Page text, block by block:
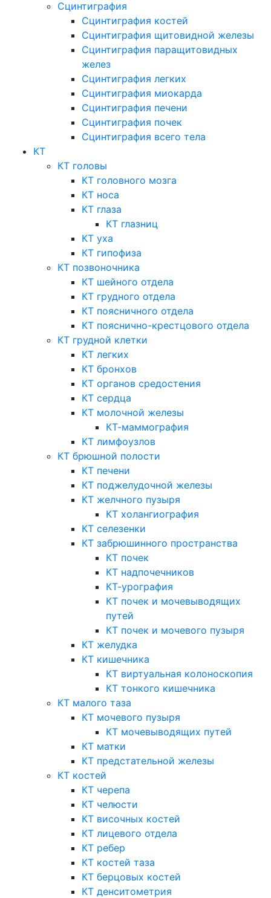
Сцинтиграфия
Сцинтиграфия костей
Сцинтиграфия щитовидной железы
Сцинтиграфия паращитовидных
желез
Сцинтиграфия легких
Сцинтиграфия миокарда
Сцинтиграфия печени
Сцинтиграфия почек
Сцинтиграфия всего тела
КТ
КТ головы
КТ головного мозга
КТ носа
КТ глаза
КТ глазниц
КТ уха
КТ гипофиза
КТ позвоночника
КТ шейного отдела
КТ грудного отдела
КТ поясничного отдела
КТ пояснично-крестцового отдела
КТ грудной клетки
КТ легких
КТ бронхов
КТ органов средостения
КТ сердца
КТ молочной железы
КТ-маммография
КТ лимфоузлов
КТ брюшной полости
КТ печени
КТ поджелудочной железы
КТ желчного пузыря
КТ холангиография
КТ селезенки
КТ забрюшинного пространства
КТ почек
КТ надпочечников
КТ-урография
КТ почек и мочевыводящих
путей
КТ почек и мочевого пузыря
КТ желудка
КТ кишечника
КТ виртуальная колоноскопия
КТ тонкого кишечника
КТ малого таза
КТ мочевого пузыря
КТ мочевыводящих путей
КТ матки
КТ предстательной железы
КТ костей
КТ черепа
КТ челюсти
КТ височных костей
КТ лицевого отдела
КТ ребер
КТ костей таза
КТ берцовых костей
КТ денситометрия